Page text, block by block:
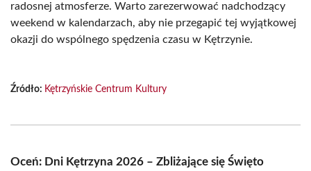
radosnej atmosferze. Warto zarezerwować nadchodzący
weekend w kalendarzach, aby nie przegapić tej wyjątkowej
okazji do wspólnego spędzenia czasu w Kętrzynie.
Źródło: Kętrzyńskie Centrum Kultury
Oceń: Dni Kętrzyna 2026 – Zbliżające się Święto